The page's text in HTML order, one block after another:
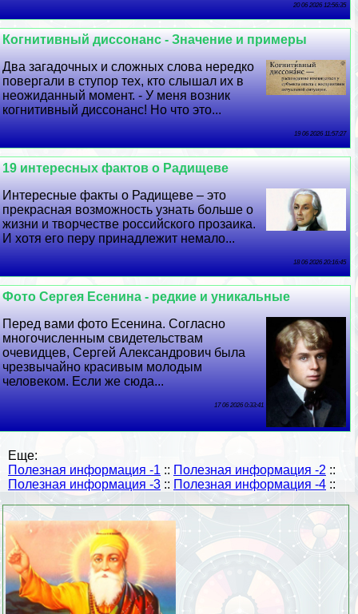
20 06 2026 12:56:35
Когнитивный диссонанс - Значение и примеры
Два загадочных и сложных слова нередко
повергали в ступор тех, кто слышал их в
неожиданный момент. - У меня возник
когнитивный диссонанс! Но что это...
19 06 2026 11:57:27
19 интересных фактов о Радищеве
Интересные факты о Радищеве – это
прекрасная возможность узнать больше о
жизни и творчестве российского прозаика.
И хотя его перу принадлежит немало...
18 06 2026 20:16:45
Фото Сергея Есенина - редкие и уникальные
Перед вами фото Есенина. Согласно
многочисленным свидетельствам
очевидцев, Сергeй Александрович была
чрезвычайно красивым молодым
человеком. Если же сюда...
17 06 2026 0:33:41
Еще:
Полезная информация -1 :: Полезная информация -2 ::
Полезная информация -3 :: Полезная информация -4 ::